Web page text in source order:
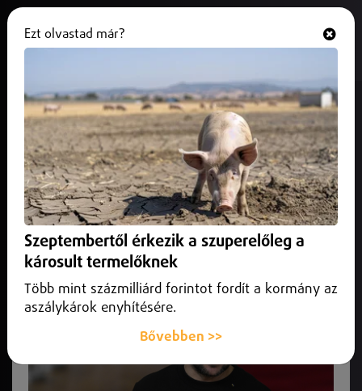
Zöld jelzés a békének: Ukrajna
rábólintott a Trump-féle tervre –
Moszkva hallgat.
2025. november 25.Külföld
Ukrajna elfogadta a Trump-adminisztráció által közvetített
béketerv alapjait, amely lezárhatná a közel négy éve zajló
orosz támadást.
Ezt olvastad már?
Szeptembertől érkezik a szuperelőleg a
károsult termelőknek
Több mint százmilliárd forintot fordít a kormány az
aszálykárok enyhítésére.
Bővebben >>